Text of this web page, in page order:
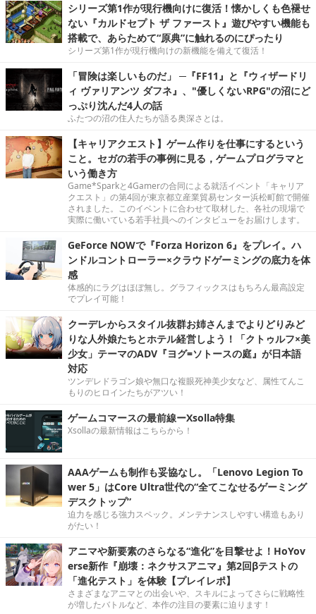
シリーズ第1作が現行機向けに復活！懐かしくも色褪せ
ない『カルドセプト ザ ファースト』遊びやすい機能も
搭載で、あらためて“原典”に触れるのにぴったり
シリーズ第1作が現行機向けの新機能を備えて復活！
「冒険は楽しいものだ」 ─『FF11』と『ウィザードリ
ィ ヴァリアンツ ダフネ』、"優しくないRPG"の沼にど
っぷり沈んだ4人の話
ふたつの沼の住人たちが語る奥深さとは。
【キャリアクエスト】ゲーム作りを仕事にするという
こと。セガの若手の事例に見る，ゲームプログラマと
いう働き方
Game*Sparkと4Gamerの合同による就活イベント「キャリア
クエスト」の第4回が東京都立産業貿易センター浜松町館で開催
されました。このイベントに合わせて取材した、各社の現場で
実際に働いている若手社員へのインタビューをお届けします。
GeForce NOWで『Forza Horizon 6』をプレイ。ハ
ンドルコントローラー×クラウドゲーミングの底力を体
感
体感的にラグはほぼ無し。グラフィックスはもちろん最高設定
でプレイ可能！
クーデレからスタイル抜群お姉さんまでよりどりみど
りな人外娘たちとホテル経営しよう！「クトゥルフ×美
少女」テーマのADV『ヨグ=ソトースの庭』が日本語
対応
ツンデレドラゴン娘や無口な複眼死神美少女など、属性てんこ
もりのヒロインたちがアツい！
ゲームコマースの最前線ーXsolla特集
Xsollaの最新情報はこちらから！
AAAゲームも制作も妥協なし。「Lenovo Legion To
wer 5」はCore Ultra世代の“全てこなせるゲーミング
デスクトップ”
迫力を感じる強力スペック。メンテナンスしやすい構造もあり
がたい！
アニマや新要素のさらなる“進化”を目撃せよ！HoYov
erse新作『崩壊：ネクサスアニマ』第2回βテストの
「進化テスト」を体験【プレイレポ】
さまざまなアニマとの出会いや、スキルによってさらに戦略性
が増したバトルなど、本作の注目の要素に迫ります！